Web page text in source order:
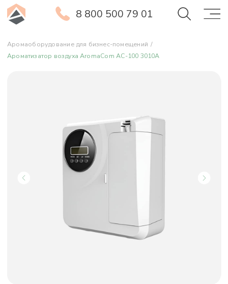
8 800 500 79 01
Аромаоборудование для бизнес-помещений /
Ароматизатор воздуха AromaCom AC-100 3010А